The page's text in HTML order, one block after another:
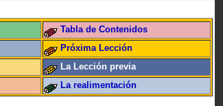
Tabla de Contenidos
Próxima Lección
La Lección previa
La realimentación